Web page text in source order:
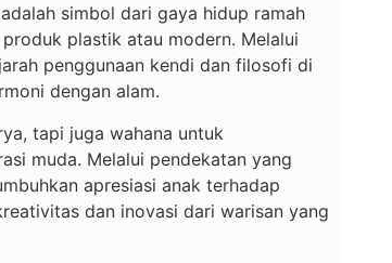
simbol dari gaya hidup ramah
plastik atau modern. Melalui
penggunaan kendi dan filosofi di
dengan alam.
tapi juga wahana untuk
muda. Melalui pendekatan yang
apresiasi anak terhadap
dan inovasi dari warisan yang